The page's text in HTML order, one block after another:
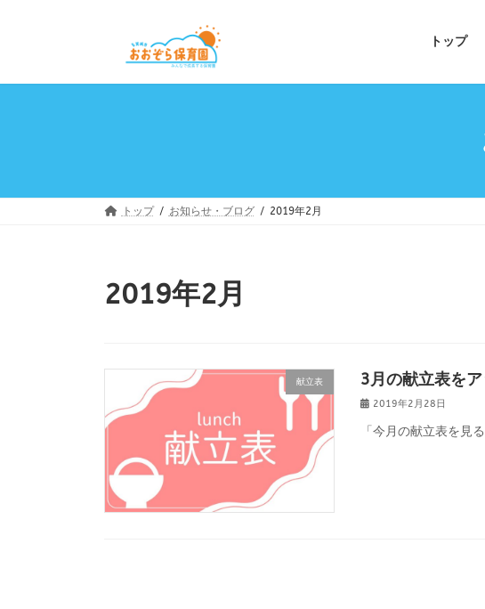
ツ
シ
トップ
トップ お知らせ・ブログ 2019年2月
2019年2月
献立表 3月の献立表を
2019年2月28日
「今月の献立表を見る